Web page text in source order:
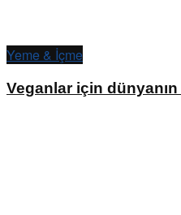
Yeme & İçme
Veganlar için